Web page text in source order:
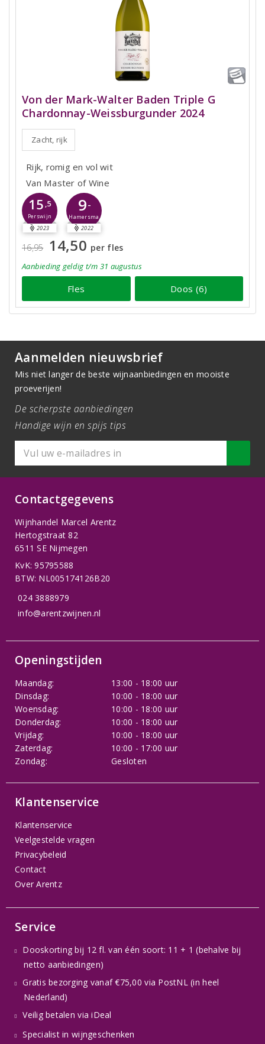
Von der Mark-Walter Baden Triple G
Chardonnay-Weissburgunder 2024
Zacht, rijk
Rijk, romig en vol wit
Van Master of Wine
15 ,5
Perswijn
2023
9-
Hamersma
2022
16,95 14,50 per fles
Aanbieding geldig t/m 31 augustus
Fles Doos (6)
Aanmelden nieuwsbrief
Mis niet langer de beste wijnaanbiedingen en mooiste
proeverijen!
De scherpste aanbiedingen
Handige wijn en spijs tips
Contactgegevens
Wijnhandel Marcel Arentz
Hertogstraat 82
6511 SE Nijmegen
KvK: 95795588
BTW: NL005174126B20
024 3888979
info@arentzwijnen.nl
Openingstijden
Maandag:
13:00 - 18:00 uur
Dinsdag:
10:00 - 18:00 uur
Woensdag:
10:00 - 18:00 uur
Donderdag:
10:00 - 18:00 uur
Vrijdag:
10:00 - 18:00 uur
Zaterdag:
10:00 - 17:00 uur
Zondag:
Gesloten
Klantenservice
Klantenservice
Veelgestelde vragen
Privacybeleid
Contact
Over Arentz
Service
Dooskorting bij 12 fl. van één soort: 11 + 1 (behalve bij
netto aanbiedingen)
Gratis bezorging vanaf €75,00 via PostNL (in heel
Nederland)
Veilig betalen via iDeal
Specialist in wijngeschenken